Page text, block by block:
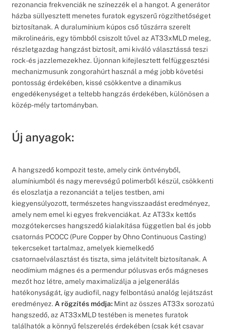
rezonancia frekvenciák ne színezzék el a hangot. A generátor
házba süllyesztett menetes furatok egyszerű rögzíthetőséget
biztosítanak. A duralumínium kúpos cső tűszárra szerelt
mikrolineáris, egy tömbből csiszolt tűvel az AT33xMLD meleg,
részletgazdag hangzást biztosít, ami kiváló választássá teszi
rock- és jazzlemezekhez. Újonnan kifejlesztett felfüggesztési
mechanizmusunk zongorahúrt használ a még jobb követési
pontosság érdekében, kissé csökkentve a dinamikus
engedékenységet a teltebb hangzás érdekében, különösen a
közép-mély tartományban.
Új anyagok:
A hangszedő kompozit teste, amely cink öntvényből,
alumíniumból és nagy merevségű polimerből készül, csökkenti
és eloszlatja a rezonanciát a teljes testben, ami
kiegyensúlyozott, természetes hangvisszaadást eredményez,
amely nem emel ki egyes frekvenciákat. Az AT33x kettős
mozgótekercses hangszedő kialakítása független bal és jobb
csatornás PCOCC (Pure Copper by Ohno Continuous Casting)
tekercseket tartalmaz, amelyek kiemelkedő
csatornaelválasztást és tiszta, sima jelátvitelt biztosítanak. A
neodímium mágnes és a permendur pólusvas erős mágneses
mezőt hoz létre, amely maximalizálja a jelgenerálás
hatékonyságát, így audiofil, nagy felbontású analóg lejátszást
eredményez. A rögzítés módja:Mint az összes AT33x sorozatú
hangszedő, az AT33xMLD testében is menetes furatok
találhatók a könnyű felszerelés érdekében (csak két csavar